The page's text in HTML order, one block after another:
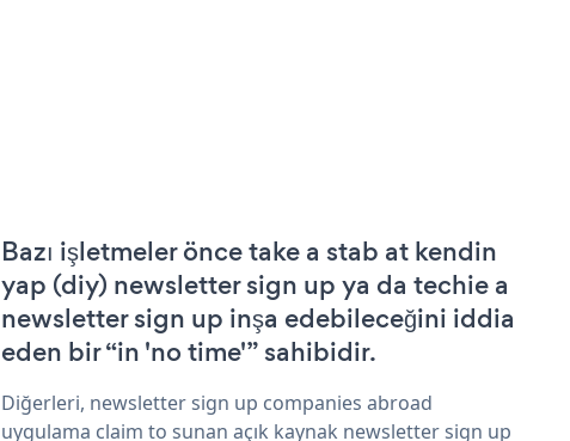
Bazı işletmeler önce take a stab at kendin
yap (diy) newsletter sign up ya da techie a
newsletter sign up inşa edebileceğini iddia
eden bir “in 'no time'” sahibidir.
Diğerleri, newsletter sign up companies abroad
uygulama claim to sunan açık kaynak newsletter sign up